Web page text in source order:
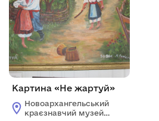
Картина «Не жартуй»
Новоархангельський
краєзнавчий музей